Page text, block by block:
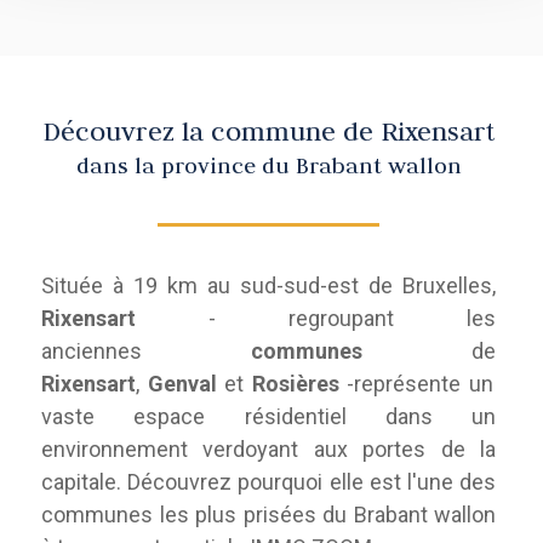
Découvrez la commune de Rixensart
dans la province du Brabant wallon
Située à 19 km au sud-sud-est de Bruxelles,
Rixensart -
regroupant les
anciennes communes de
Rixensart, Genval et Rosières -représente un
vaste espace résidentiel dans un
environnement verdoyant aux portes de la
capitale. Découvrez pourquoi elle est l'une des
communes les plus prisées du Brabant wallon